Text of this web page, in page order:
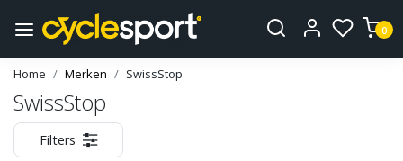
0
Home Merken SwissStop
SwissStop
Filters